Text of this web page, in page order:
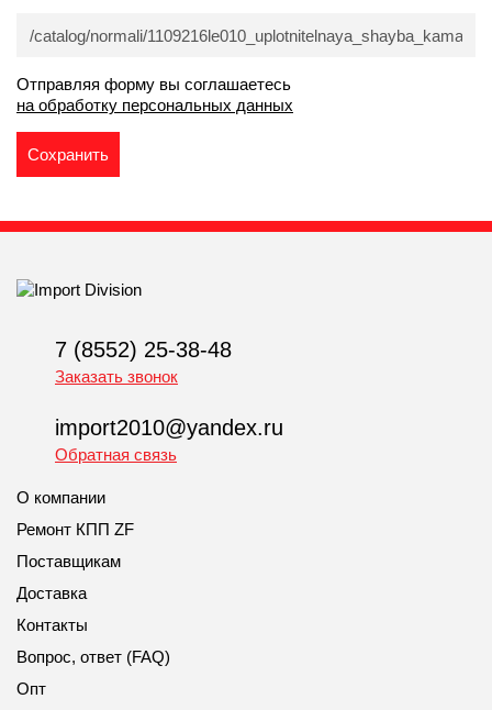
Отправляя форму вы соглашаетесь
на обработку персональных данных
7 (8552) 25-38-48
Заказать звонок
import2010@yandex.ru
Обратная связь
О компании
Ремонт КПП ZF
Поставщикам
Доставка
Контакты
Вопрос, ответ (FAQ)
Опт